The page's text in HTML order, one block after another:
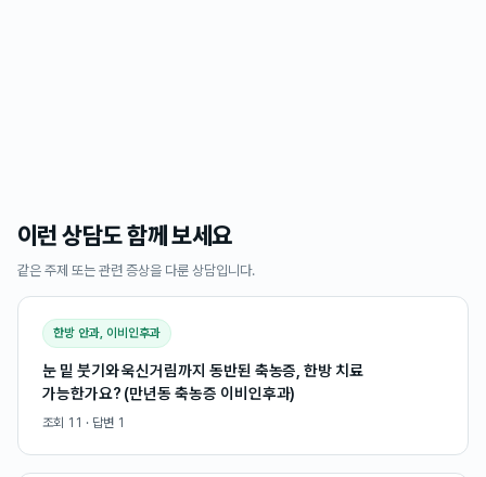
이런 상담도 함께 보세요
같은 주제 또는 관련 증상을 다룬 상담입니다.
한방 안과, 이비인후과
눈 밑 붓기와 욱신거림까지 동반된 축농증, 한방 치료
가능한가요? (만년동 축농증 이비인후과)
조회 11 · 답변 1